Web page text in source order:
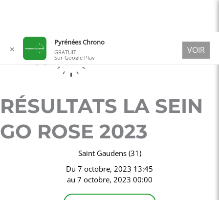
contenu
RÉSULTATS LA SEIN
GO ROSE 2023
Saint Gaudens (31)
Du 7 octobre, 2023 13:45
au 7 octobre, 2023 00:00
✕
Pyrénées Chrono
GRATUIT
Sur Google Play
VOIR